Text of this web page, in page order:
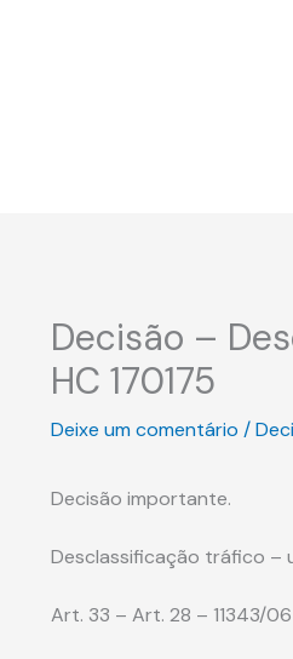
Decisão –
HC 170175
Deixe um comentário /
Decisão importante.
Desclassificação tráfico –
Art. 33 – Art. 28 – 11343/06